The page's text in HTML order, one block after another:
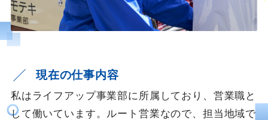
現在の仕事内容
私はライフアップ事業部に所属しており、営業職と
して働いています。ルート営業なので、担当地域で